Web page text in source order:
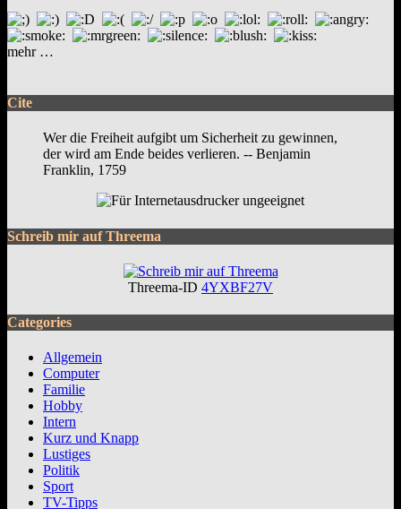
mehr …
Cite
Wer die Freiheit aufgibt um Sicherheit zu gewinnen,
der wird am Ende beides verlieren. -- Benjamin
Franklin, 1759
Schreib mir auf Threema
Threema-ID 4YXBF27V
Categories
Allgemein
Computer
Familie
Hobby
Intern
Kurz und Knapp
Lustiges
Politik
Sport
TV-Tipps